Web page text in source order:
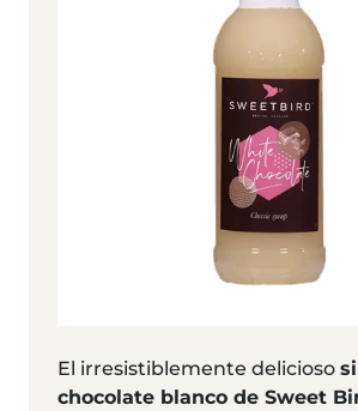
El irresistiblemente delicioso
chocolate blanco de Sweet